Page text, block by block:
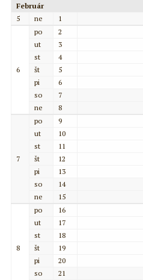
Február
5
ne 1
6
po
2
ut
3
st
4
št
5
pi
6
so
7
ne
8
7
po
9
ut
10
st
11
št
12
pi
13
so
14
ne
15
8
po
16
ut
17
st
18
št
19
pi
20
so
21